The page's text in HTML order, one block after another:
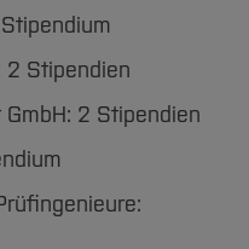
2 Stipendien
2 Stipendien